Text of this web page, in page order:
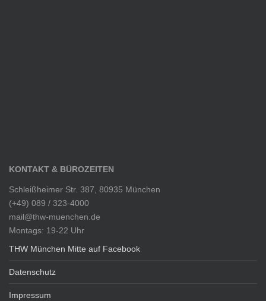
KONTAKT & BÜROZEITEN
Schleißheimer Str. 387, 80935 München
(+49) 089 / 323-4000
mail@thw-muenchen.de
Montags: 19-22 Uhr
THW München Mitte auf Facebook
Datenschutz
Impressum